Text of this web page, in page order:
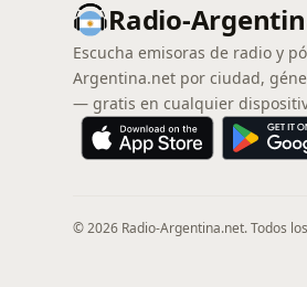
Radio-
Escucha emisoras de radio y
Argentina.net por ciudad,
— gratis en cualquier
© 2026 Radio-Argentina.net. Todos